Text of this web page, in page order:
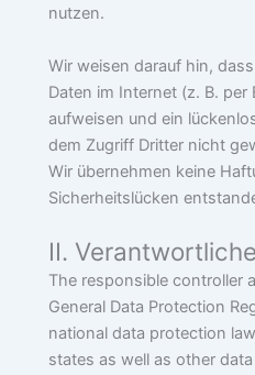
nutzen.
Wir weisen darauf hin,
Daten im Internet (z. B.
aufweisen und ein
dem Zugriff Dritter nicht
Wir übernehmen keine
Sicherheitslücken
II.
The responsible controller
General Data Protection
national data protection
states as well as other